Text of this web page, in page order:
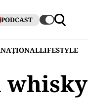
PODCAST
LIFESTYLE
whisky